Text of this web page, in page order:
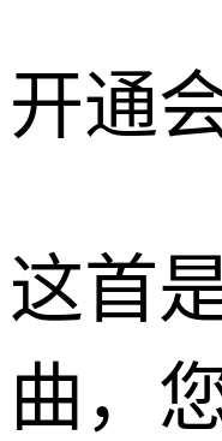
开通
这首
曲，